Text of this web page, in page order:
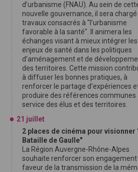
d’urbanisme (FNAU). Au sein de
nouvelle gouvernance, il sera chargé
travaux consacrés à "l’urbanisme
favorable à la santé". Il animera les
échanges visant à mieux intégrer les
enjeux de santé dans les politiques
d’aménagement et de
des territoires. Cette mission
à diffuser les bonnes pratiques, à
renforcer le partage d’expériences
produire des références communes
service des élus et des territoires.
21 juillet
2 places de cinéma pour visionner
Bataille de Gaulle"
La Région Auvergne-Rhône-Alpes
souhaite renforcer son engagement
faveur de la transmission de la